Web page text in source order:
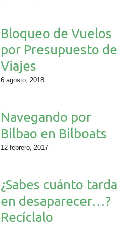
Bloqueo de Vuelos
por Presupuesto de
Viajes
6 agosto, 2018
Navegando por
Bilbao en Bilboats
12 febrero, 2017
¿Sabes cuánto tarda
en desaparecer…?
Recíclalo